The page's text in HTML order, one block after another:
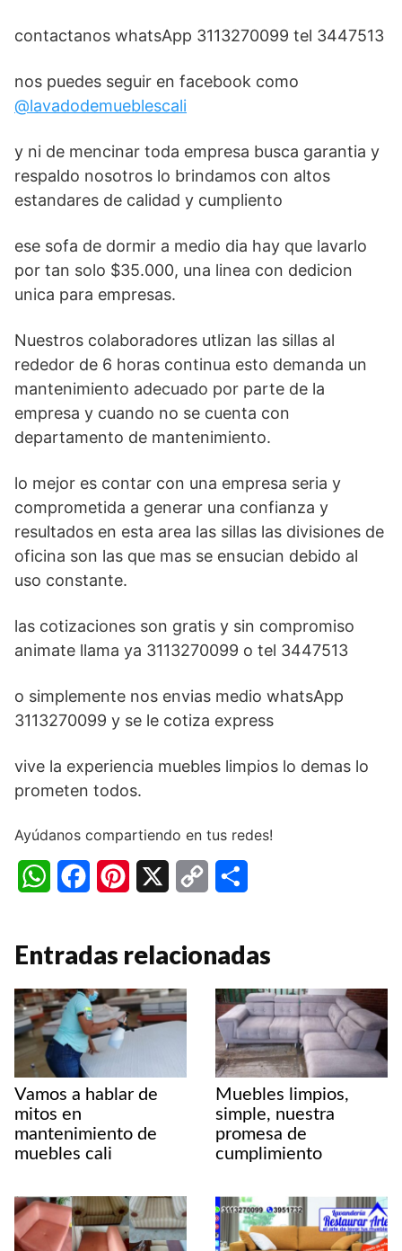
contactanos whatsApp 3113270099 tel 3447513
nos puedes seguir en facebook como
@lavadodemueblescali
y ni de mencinar toda empresa busca garantia y
respaldo nosotros lo brindamos con altos
estandares de calidad y cumpliento
ese sofa de dormir a medio dia hay que lavarlo
por tan solo $35.000, una linea con dedicion
unica para empresas.
Nuestros colaboradores utlizan las sillas al
rededor de 6 horas continua esto demanda un
mantenimiento adecuado por parte de la
empresa y cuando no se cuenta con
departamento de mantenimiento.
lo mejor es contar con una empresa seria y
comprometida a generar una confianza y
resultados en esta area las sillas las divisiones de
oficina son las que mas se ensucian debido al
uso constante.
las cotizaciones son gratis y sin compromiso
animate llama ya 3113270099 o tel 3447513
o simplemente nos envias medio whatsApp
3113270099 y se le cotiza express
vive la experiencia muebles limpios lo demas lo
prometen todos.
Ayúdanos compartiendo en tus redes!
W
s
A
p
p
c
b
o
k
e
s
t
L
n
a
r
t
i
r
Entradas relacionadas
Vamos a hablar de
mitos en
mantenimiento de
muebles cali
Muebles limpios,
simple, nuestra
promesa de
cumplimiento